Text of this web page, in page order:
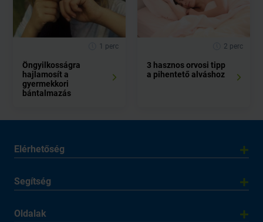
1 perc
Öngyilkosságra
hajlamosít a
gyermekkori
bántalmazás
2 perc
3 hasznos orvosi tipp
a pihentető alváshoz
Elérhetőség
Segítség
Oldalak